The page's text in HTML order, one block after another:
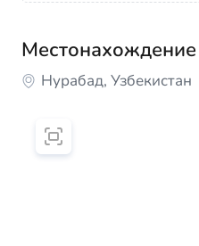
Местонахождение
Нурабад, Узбекистан